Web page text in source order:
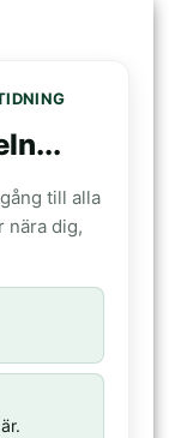
till alla
nära dig,